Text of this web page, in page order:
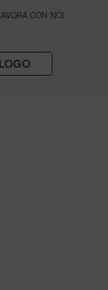
CON NOI